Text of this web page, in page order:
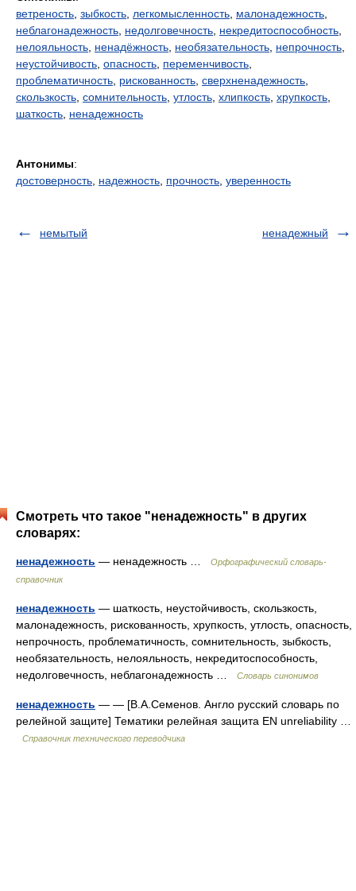
ветреность зыбкость легкомысленность малонадежность
неблагонадежность недолговечность некредитоспособность
нелояльность ненадёжность необязательность непрочность
неустойчивость опасность переменчивость
проблематичность рискованность сверхненадежность
скользкость сомнительность утлость хлипкость хрупкость
шаткость ненадежность
Антонимы:
достоверность надежность прочность уверенность
немытый ненадежный
Смотреть что такое "ненадежность" в других
словарях:
ненадежность — ненадежность …
Орфографический словарь-
справочник
ненадежность — шаткость, неустойчивость, скользкость,
малонадежность, рискованность, хрупкость, утлость, опасность,
непрочность, проблематичность, сомнительность, зыбкость,
необязательность, нелояльность, некредитоспособность,
недолговечность, неблагонадежность …
Словарь синонимов
ненадежность — — [В.А.Семенов. Англо русский словарь по
релейной защите] Тематики релейная защита EN unreliability …
Справочник технического переводчика